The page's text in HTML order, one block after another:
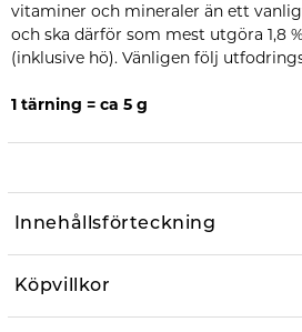
vitaminer och mineraler än ett
och ska därför som mest utgöra 1,8
(inklusive hö). Vänligen följ
1 tärning = ca 5 g
Innehållsförteckning
Köpvillkor